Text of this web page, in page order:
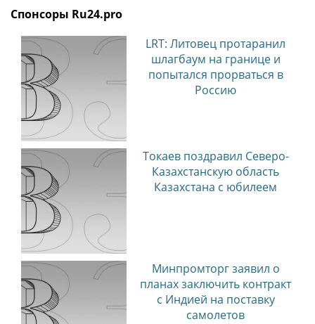
Спонсоры Ru24.pro
LRT: Литовец протаранил
шлагбаум на границе и
попытался прорваться в
Россию
Токаев поздравил Северо-
Казахстанскую область
Казахстана с юбилеем
Минпромторг заявил о
планах заключить контракт
с Индией на поставку
самолетов